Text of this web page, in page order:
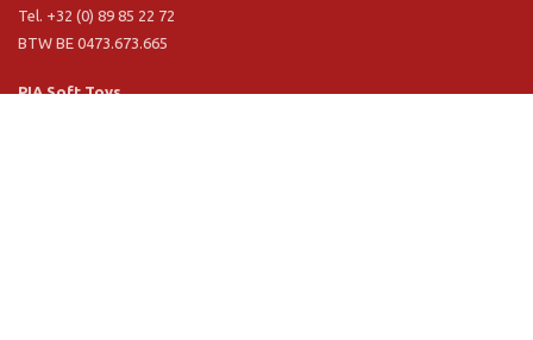
Tel. +32 (0) 89 85 22 72
BTW BE 0473.673.665
PIA Soft Toys